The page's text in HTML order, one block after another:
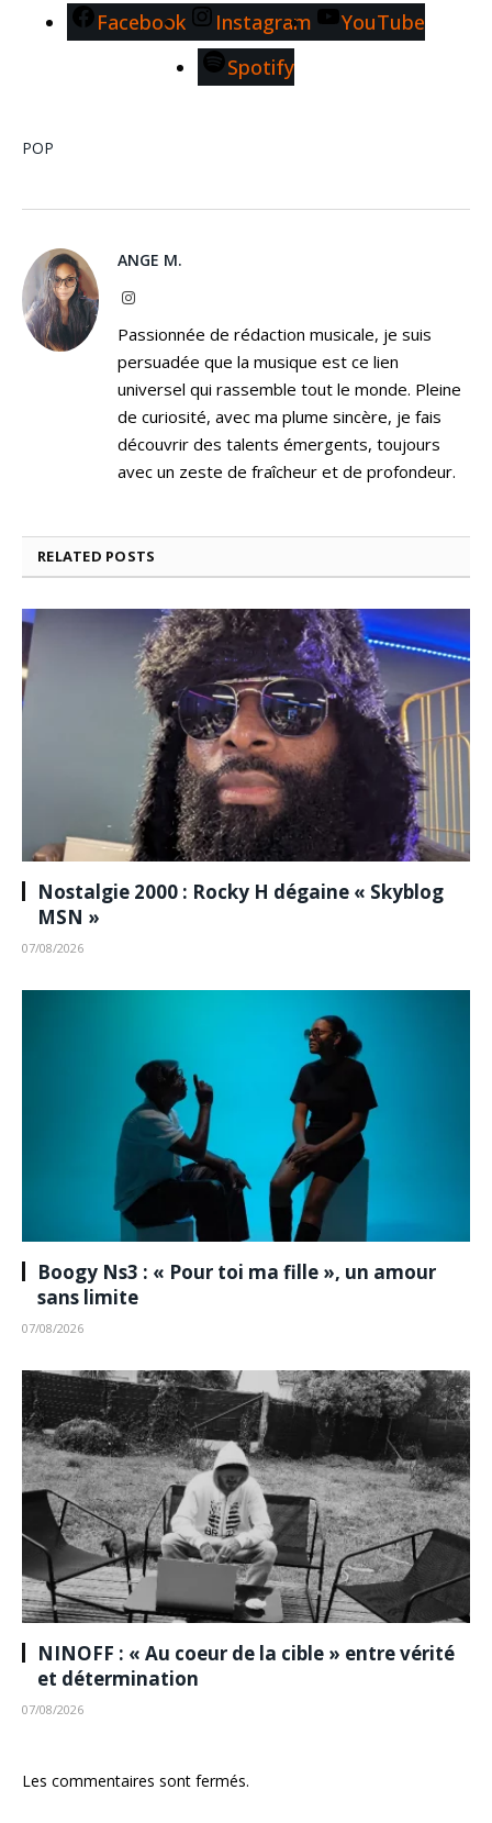
Facebook Instagram
YouTube
Spotify
POP
ANGE M.
Instagram
Passionnée de rédaction musicale, je suis
persuadée que la musique est ce lien
universel qui rassemble tout le monde. Pleine
de curiosité, avec ma plume sincère, je fais
découvrir des talents émergents, toujours
avec un zeste de fraîcheur et de profondeur.
RELATED POSTS
Nostalgie 2000 : Rocky H dégaine « Skyblog
MSN »
07/08/2026
Boogy Ns3 : « Pour toi ma fille », un amour
sans limite
07/08/2026
NINOFF : « Au coeur de la cible » entre vérité
et détermination
07/08/2026
Les commentaires sont fermés.